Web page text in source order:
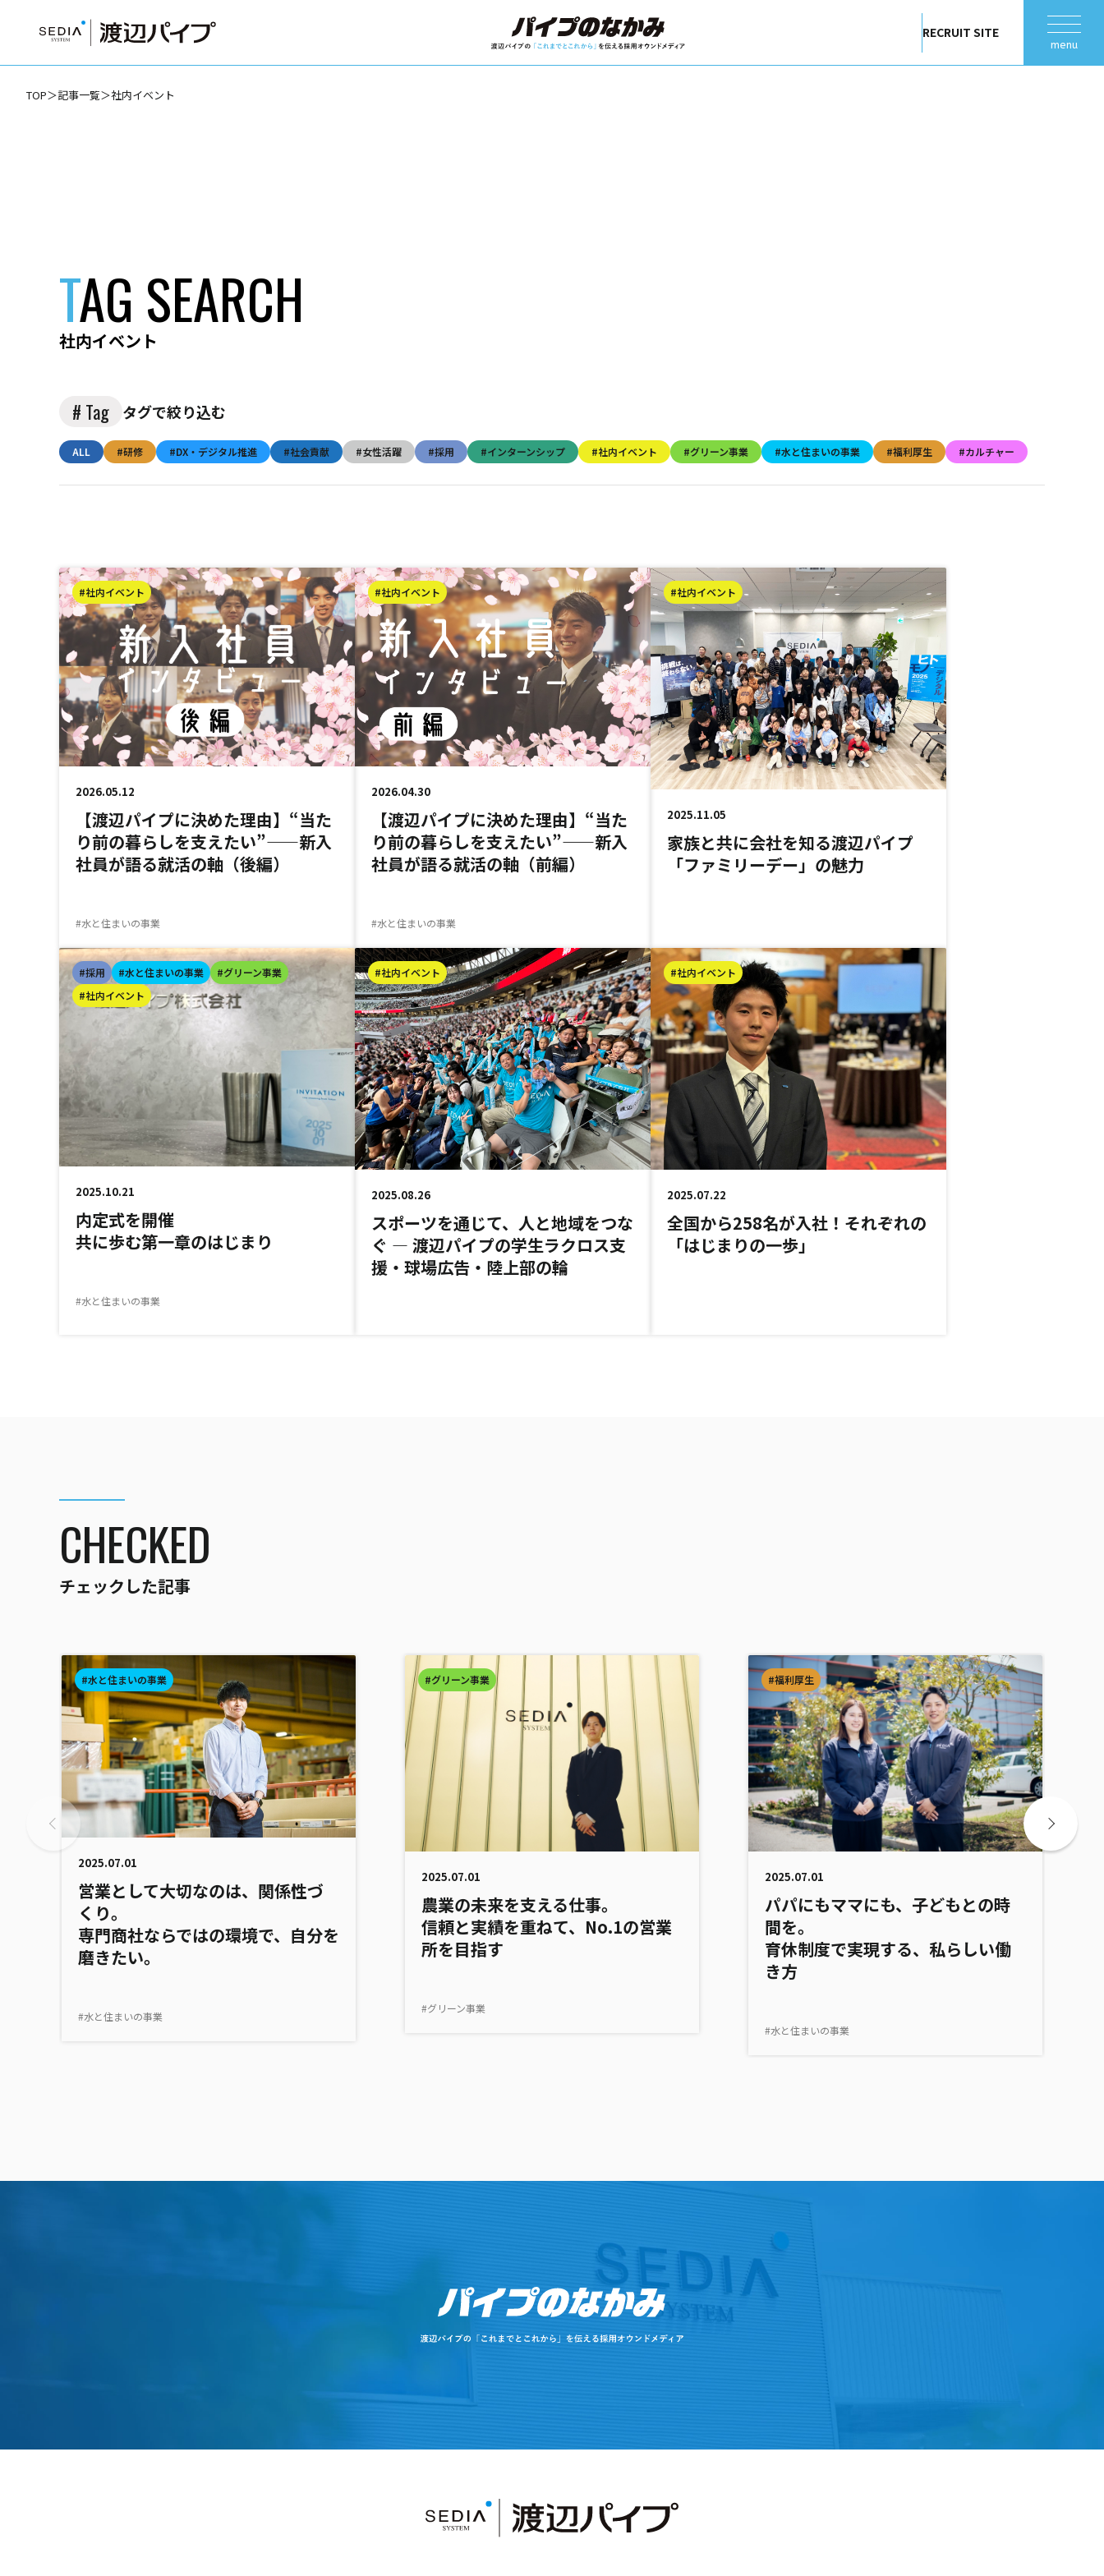
RECRUIT SITE
menu
TOP＞記事一覧＞社内イベント
TAG SEARCH
社内イベント
# Tag タグで絞り込む
ALL #研修 #DX・デジタル推進 #社会貢献 #女性活躍 #採用 #インターンシップ #社内イベント #グリーン事業 #水と住まいの事業 #福利厚生 #カルチャー
2026.05.12
【渡辺パイプに決めた理由】“当た
り前の暮らしを支えたい”——新入
社員が語る就活の軸（後編）
#水と住まいの事業
#社内イベント
2026.04.30
【渡辺パイプに決めた理由】“当た
り前の暮らしを支えたい”——新入
社員が語る就活の軸（前編）
#水と住まいの事業
#社内イベント
2025.11.05
家族と共に会社を知る――渡辺パイプ
「ファミリーデー」の魅力
#社内イベント
2025.10.21
内定式を開催
共に歩む第一章のはじまり
#水と住まいの事業
#採用 #水と住まいの事業
#グリーン事業
#社内イベント
2025.08.26
スポーツを通じて、人と地域をつな
ぐ ― 渡辺パイプの学生ラクロス支
援・球場広告・陸上部の輪
#社内イベント
2025.07.22
全国から258名が入社！それぞれの
「はじまりの一歩」
#社内イベント
CHECKED
チェックした記事
2025.07.01
営業として大切なのは、関係性づ
くり。
専門商社ならではの環境で、自分を
磨きたい。
#水と住まいの事業
#水と住まいの事業
2025.07.01
農業の未来を支える仕事。
信頼と実績を重ねて、No.1の営業
所を目指す
#グリーン事業
#グリーン事業
2025.07.01
パパにもママにも、子どもとの時
間を。
育休制度で実現する、私らしい働
き方
#水と住まいの事業
#福利厚生